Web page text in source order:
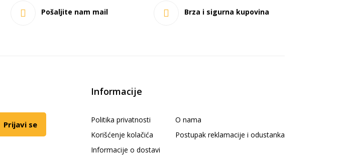
Pošaljite nam mail Brza i sigurna kupovina
Prijavi se
Informacije
Politika privatnosti
Korišćenje kolačića
Informacije o dostavi
O nama
Postupak reklamacije i odustanka